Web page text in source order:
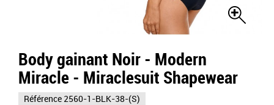
Body gainant Noir - Modern
Miracle - Miraclesuit Shapewear
Référence 2560-1-BLK-38-(S)